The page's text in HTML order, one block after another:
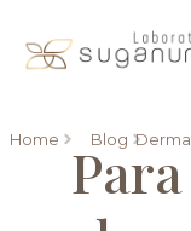
Home Blog